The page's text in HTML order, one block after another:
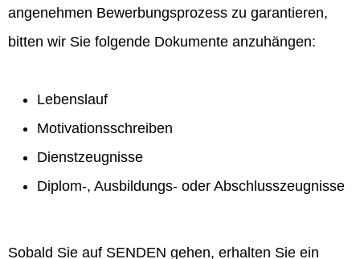
angenehmen Bewerbungsprozess zu garantieren,
bitten wir Sie folgende Dokumente anzuhängen:
Lebenslauf
Motivationsschreiben
Dienstzeugnisse
Diplom-, Ausbildungs- oder Abschlusszeugnisse
Sobald Sie auf SENDEN gehen, erhalten Sie ein